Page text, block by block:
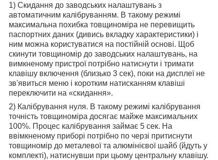
1) Скидання до заводських налаштувань з
автоматичним калібруванням. В такому режимі
максимальна похибка товщиноміра не перевищить
паспортних даних (дивись вкладку характеристики) і
ним можна користуватися на постійній основі. Щоб
скинути товщиномір до заводських налаштувань, на
вимкненому пристрої потрібно натиснути і тримати
клавішу включення (близько 3 сек), поки на дисплеї не
зв'явиться меню і коротким натисканням клавіші
переключити на «скидання».
2) Калібрування нуля. В такому режимі калібрування
точність товщиноміра досягає майже максимальних
100%. Процес калібрування займає 5 сек. На
ввімкненому приборі потрібно по черзі притиснути
товщиномір до металевої та алюмінієвої шайб (йдуть у
комплекті), натиснувши при цьому центральну клавішу.